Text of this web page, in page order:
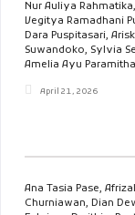
Nur Auliya
Vegitya Ramadhani
Dara Puspitasari,
Suwandoko, Sylvia
Amelia Ayu Paramitha
April 21, 2026
Ana Tasia Pase,
Churniawan, Dian